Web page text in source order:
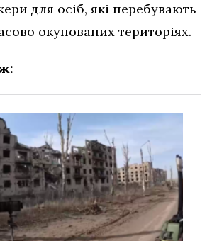
для осіб, які перебувають
окупованих територіях.